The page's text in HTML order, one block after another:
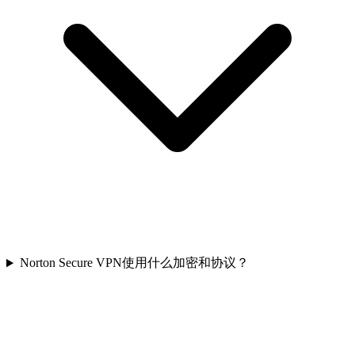
Norton Secure VPN使用什么加密和协议？